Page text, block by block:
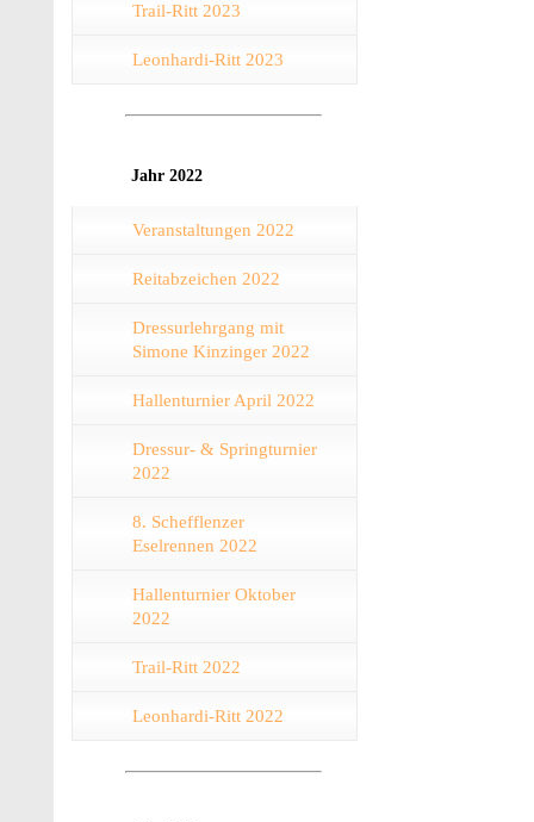
Trail-Ritt 2023
Leonhardi-Ritt 2023
Jahr 2022
Veranstaltungen 2022
Reitabzeichen 2022
Dressurlehrgang mit
Simone Kinzinger 2022
Hallenturnier April 2022
Dressur- & Springturnier
2022
8. Schefflenzer
Eselrennen 2022
Hallenturnier Oktober
2022
Trail-Ritt 2022
Leonhardi-Ritt 2022